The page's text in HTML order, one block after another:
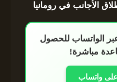
الأجانب في رومانيا
الواتساب للحصول
مباشرة!
على واتساب